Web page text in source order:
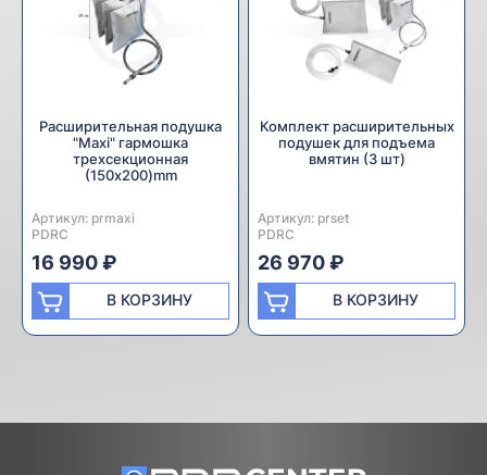
Расширительная подушка
"Maxi" гармошка
трехсекционная
(150x200)mm
Артикул: prmaxi
Производитель:
PDRC
16 990 ₽
В КОРЗИНУ
Комплект расширительных
подушек для подъема
вмятин (3 шт)
Артикул: prset
Производитель:
PDRC
26 970 ₽
В КОРЗИНУ